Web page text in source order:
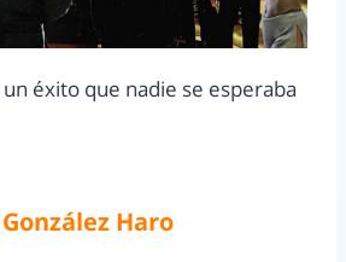
éxito que nadie se esperaba
González Haro